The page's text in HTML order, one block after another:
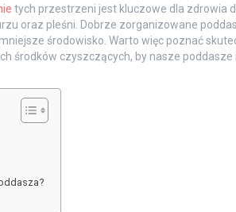
tych przestrzeni jest kluczowe dla zdrowia
oraz pleśni. Dobrze zorganizowane
środowisko. Warto więc poznać
środków czyszczących, by nasze poddasze